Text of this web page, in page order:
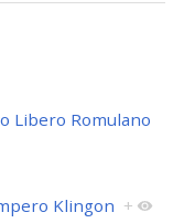
Libero Romulano
Klingon +